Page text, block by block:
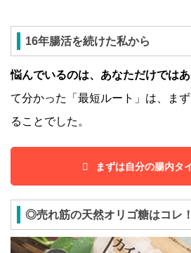
16年腸活を続けた私から
悩んでいるのは、あなただけではあ
て分かった「最短ルート」は、ま
ることでした。
まずは自分の腸内タ
◎売れ筋の天然オリゴ糖はコレ！